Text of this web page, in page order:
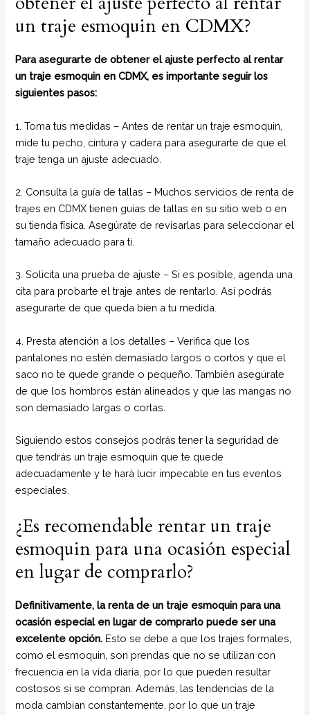
un traje esmoquin en CDMX?
Para asegurarte de obtener el ajuste perfecto al rentar
un traje esmoquin en CDMX, es importante seguir los
siguientes pasos:
1. Toma tus medidas – Antes de rentar un traje esmoquin,
mide tu pecho, cintura y cadera para asegurarte de que el
traje tenga un ajuste adecuado.
2. Consulta la guía de tallas – Muchos servicios de renta de
trajes en CDMX tienen guías de tallas en su sitio web o en
su tienda física. Asegúrate de revisarlas para seleccionar el
tamaño adecuado para ti.
3. Solicita una prueba de ajuste – Si es posible, agenda una
cita para probarte el traje antes de rentarlo. Así podrás
asegurarte de que queda bien a tu medida.
4. Presta atención a los detalles – Verifica que los
pantalones no estén demasiado largos o cortos y que el
saco no te quede grande o pequeño. También asegúrate
de que los hombros están alineados y que las mangas no
son demasiado largas o cortas.
Siguiendo estos consejos podrás tener la seguridad de
que tendrás un traje esmoquin que te quede
adecuadamente y te hará lucir impecable en tus eventos
especiales.
¿Es recomendable rentar un traje
esmoquin para una ocasión especial
en lugar de comprarlo?
Definitivamente, la renta de un traje esmoquin para una
ocasión especial en lugar de comprarlo puede ser una
excelente opción. Esto se debe a que los trajes formales,
como el esmoquin, son prendas que no se utilizan con
frecuencia en la vida diaria, por lo que pueden resultar
costosos si se compran. Además, las tendencias de la
moda cambian constantemente, por lo que un traje